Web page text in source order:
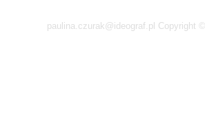
paulina.czurak@ideograf.pl Copyright